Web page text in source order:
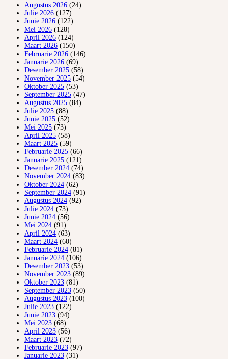
Augustus 2026 (24)
Julie 2026 (127)
Junie 2026 (122)
Mei 2026 (128)
April 2026 (124)
Maart 2026 (150)
Februarie 2026 (146)
Januarie 2026 (69)
Desember 2025 (58)
November 2025 (54)
Oktober 2025 (53)
September 2025 (47)
Augustus 2025 (84)
Julie 2025 (88)
Junie 2025 (52)
Mei 2025 (73)
April 2025 (58)
Maart 2025 (59)
Februarie 2025 (66)
Januarie 2025 (121)
Desember 2024 (74)
November 2024 (83)
Oktober 2024 (62)
September 2024 (91)
Augustus 2024 (92)
Julie 2024 (73)
Junie 2024 (56)
Mei 2024 (91)
April 2024 (63)
Maart 2024 (60)
Februarie 2024 (81)
Januarie 2024 (106)
Desember 2023 (53)
November 2023 (89)
Oktober 2023 (81)
September 2023 (50)
Augustus 2023 (100)
Julie 2023 (122)
Junie 2023 (94)
Mei 2023 (68)
April 2023 (56)
Maart 2023 (72)
Februarie 2023 (97)
Januarie 2023 (31)